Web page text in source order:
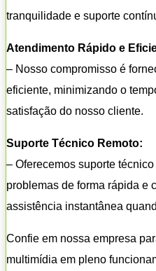
tranquilidade e suporte
Atendimento Rápido e
– Nosso compromisso é
eficiente, minimizando o
satisfação do nosso cliente.
Suporte Técnico Remoto:
– Oferecemos suporte
problemas de forma rápida e
assistência instantânea
Confie em nossa empresa
multimídia em pleno